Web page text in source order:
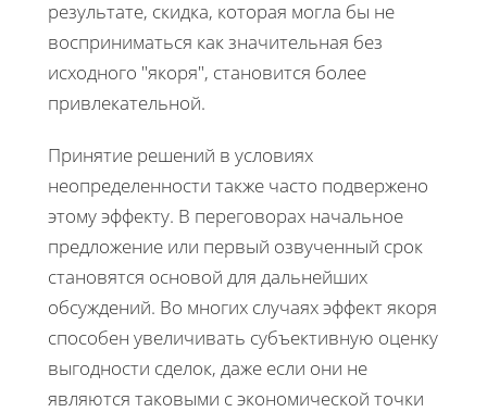
результате, скидка, которая могла бы не
восприниматься как значительная без
исходного "якоря", становится более
привлекательной.
Принятие решений в условиях
неопределенности также часто подвержено
этому эффекту. В переговорах начальное
предложение или первый озвученный срок
становятся основой для дальнейших
обсуждений. Во многих случаях эффект якоря
способен увеличивать субъективную оценку
выгодности сделок, даже если они не
являются таковыми с экономической точки